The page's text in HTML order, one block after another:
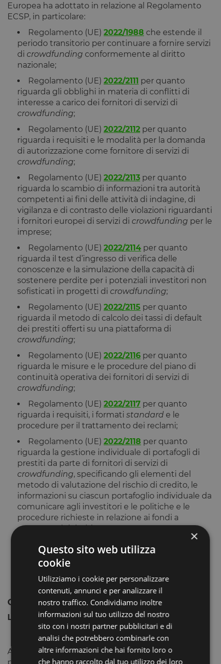
Europea ha adottato in relazione al Regolamento
ECSP, in particolare:
Regolamento (UE) 2022/1988 che estende il
periodo transitorio per continuare a fornire servizi
di crowdfunding conformemente al diritto
nazionale;
Regolamento (UE) 2022/2111 per quanto
riguarda gli obblighi in materia di conflitti di
interesse a carico dei fornitori di servizi di
crowdfunding;
Regolamento (UE) 2022/2112 per quanto
riguarda i requisiti e le modalità per la domanda
di autorizzazione come fornitore di servizi di
crowdfunding;
Regolamento (UE) 2022/2113 per quanto
riguarda lo scambio di informazioni tra autorità
competenti ai fini delle attività di indagine, di
vigilanza e di contrasto delle violazioni riguardanti
i fornitori europei di servizi di crowdfunding per le
imprese;
Regolamento (UE) 2022/2114 per quanto
riguarda il test d’ingresso di verifica delle
conoscenze e la simulazione della capacità di
sostenere perdite per i potenziali investitori non
sofisticati in progetti di crowdfunding;
Regolamento (UE) 2022/2115 per quanto
riguarda il metodo di calcolo dei tassi di default
dei prestiti offerti su una piattaforma di
crowdfunding;
Regolamento (UE) 2022/2116 per quanto
riguarda le misure e le procedure del piano di
continuità operativa dei fornitori di servizi di
crowdfunding;
Regolamento (UE) 2022/2117 per quanto
riguarda i requisiti, i formati standard e le
procedure per il trattamento dei reclami;
Regolamento (UE) 2022/2118 per quanto
riguarda la gestione individuale di portafogli di
prestiti da parte di fornitori di servizi di
crowdfunding, specificando gli elementi del
metodo di valutazione del rischio di credito, le
informazioni su ciascun portafoglio individuale da
comunicare agli investitori e le politiche e le
procedure richieste in relazione ai fondi a
copertura dei rischi;
Regolamento (UE)
2022/2119
riguarda le norme per la scheda contenente le
informazioni chiave sull’investimento.
Contesto nazionale
Legislazione nazionale
A livello nazionale è importante menzionare in
×
Questo sito web utilizza
cookie
Utilizziamo i cookie per personalizzare
contenuti, annunci e per analizzare il
nostro traffico. Condividiamo inoltre
informazioni sul tuo utilizzo del nostro
sito con i nostri partner pubblicitari e di
analisi che potrebbero combinarle con
altre informazioni che hai fornito loro o
che hanno raccolto dal tuo utilizzo dei loro